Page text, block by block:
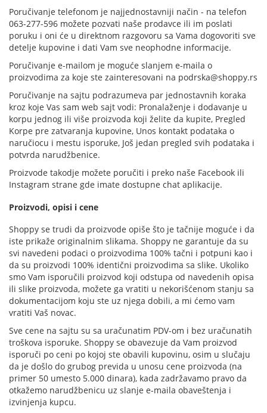
Poručivanje telefonom je najjednostavniji način - na telefon
063-277-596 možete pozvati naše prodavce ili im poslati
poruku i oni će u direktnom razgovoru sa Vama dogovoriti sve
detelje kupovine i dati Vam sve neophodne informacije.
Poručivanje e-mailom je moguće slanjem e-maila o
proizvodima za koje ste zainteresovani na podrska@shoppy.rs
Poručivanje na sajtu podrazumeva par jednostavnih koraka
kroz koje Vas sam web sajt vodi: Pronalaženje i dodavanje u
korpu jednog ili više proizvoda koji želite da kupite, Pregled
Korpe pre zatvaranja kupovine, Unos kontakt podataka o
naručiocu i mestu isporuke, Još jedan pregled svih podataka i
potvrda narudžbenice.
Proizvode takodje možete poručiti i preko naše Facebook ili
Instagram strane gde imate dostupne chat aplikacije.
Proizvodi, opisi i cene
Shoppy se trudi da proizvode opiše što je tačnije moguće i da
iste prikaže originalnim slikama. Shoppy ne garantuje da su
svi navedeni podaci o proizvodima 100% tačni i potpuni kao i
da su proizvodi 100% identični proizvodima sa slike. Ukoliko
smo Vam isporučili proizvod koji odstupa od navedenih opisa
ili slike proizvoda, možete ga vratiti u nekorišćenom stanju sa
dokumentacijom koju ste uz njega dobili, a mi ćemo vam
vratiti Vaš novac.
Sve cene na sajtu su sa uračunatim PDV-om i bez uračunatih
troškova isporuke. Shoppy se obavezuje da Vam proizvod
isporuči po ceni po kojoj ste obavili kupovinu, osim u slučaju
da je došlo do grubog previda u unosu cene proizvoda (na
primer 50 umesto 5.000 dinara), kada zadržavamo pravo da
otkažemo narudžbenicu uz slanje e-maila obaveštenja i
izvinjenja kupcu.